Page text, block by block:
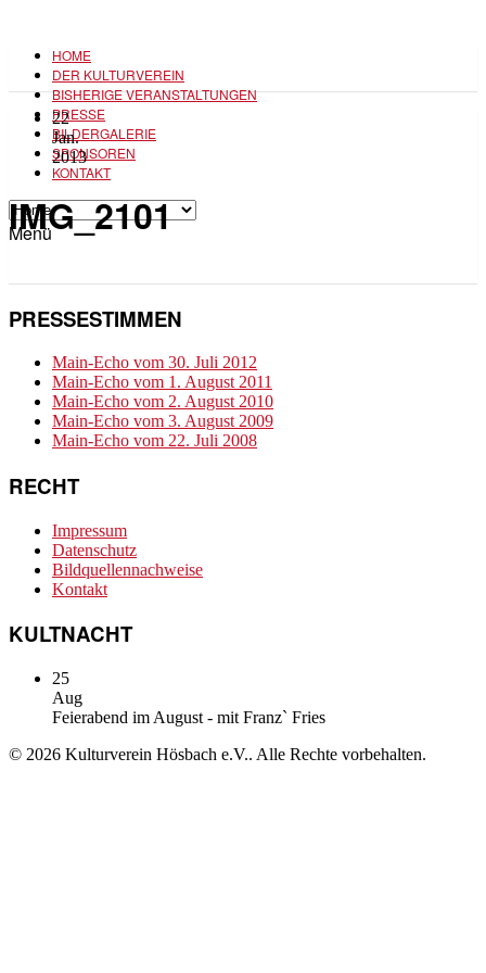
HOME
DER KULTURVEREIN
BISHERIGE VERANSTALTUNGEN
PRESSE
BILDERGALERIE
SPONSOREN
KONTAKT
Menü
22
Jan.
2013
IMG_2101
PRESSESTIMMEN
Main-Echo vom 30. Juli 2012
Main-Echo vom 1. August 2011
Main-Echo vom 2. August 2010
Main-Echo vom 3. August 2009
Main-Echo vom 22. Juli 2008
RECHT
Impressum
Datenschutz
Bildquellennachweise
Kontakt
KULTNACHT
25
Aug
Feierabend im August - mit Franz` Fries
© 2026 Kulturverein Hösbach e.V.. Alle Rechte vorbehalten.